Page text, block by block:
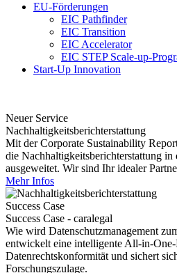
EU-Förderungen
EIC Pathfinder
EIC Transition
EIC Accelerator
EIC STEP Scale-up-
Start-Up Innovation
Neuer Service
Nachhaltigkeitsberichterstattung
Mit der Corporate Sustainability
die Nachhaltigkeitsberichterstattung in
ausgeweitet. Wir sind Ihr idealer
Mehr Infos
Success Case
Success Case - caralegal
Wie wird Datenschutzmanagement
entwickelt eine intelligente All-in-
Datenrechtskonformität und sichert
Forschungszulage.